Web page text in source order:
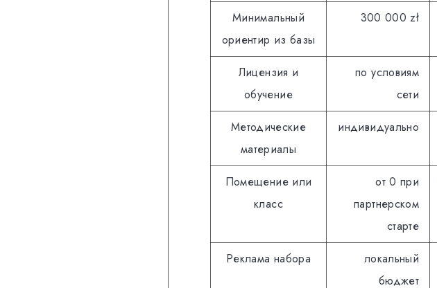
Минимальный
ориентир из базы
300 000 zł
Лицензия и
обучение
по условиям
сети
Методические
материалы
индивидуально
Помещение или
класс
от 0 при
партнерском
старте
Реклама набора
локальный
бюджет